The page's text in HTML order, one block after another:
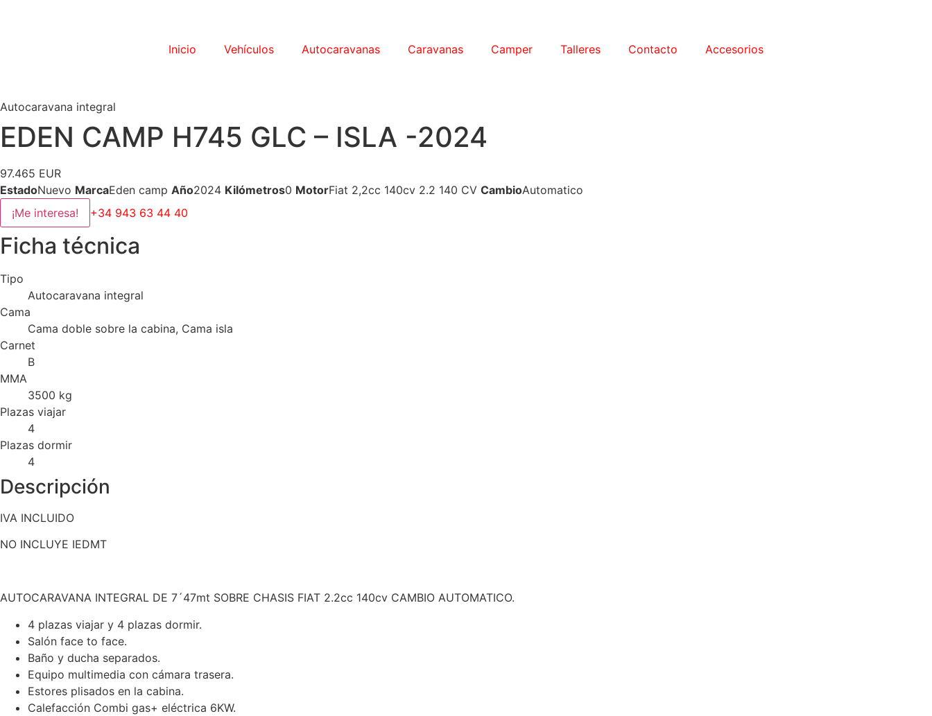
Inicio Vehículos Autocaravanas Caravanas Camper Talleres Contacto Accesorios
Autocaravana integral
EDEN CAMP H745 GLC – ISLA -2024
97.465 EUR
EstadoNuevo MarcaEden camp Año2024 Kilómetros0 MotorFiat 2,2cc 140cv 2.2 140 CV CambioAutomatico
¡Me interesa!
+34 943 63 44 40
Ficha técnica
Tipo
Autocaravana integral
Cama
Cama doble sobre la cabina, Cama isla
Carnet
B
MMA
3500 kg
Plazas viajar
4
Plazas dormir
4
Descripción
IVA INCLUIDO
NO INCLUYE IEDMT
AUTOCARAVANA INTEGRAL DE 7´47mt SOBRE CHASIS FIAT 2.2cc 140cv CAMBIO AUTOMATICO.
4 plazas viajar y 4 plazas dormir.
Salón face to face.
Baño y ducha separados.
Equipo multimedia con cámara trasera.
Estores plisados en la cabina.
Calefacción Combi gas+ eléctrica 6KW.